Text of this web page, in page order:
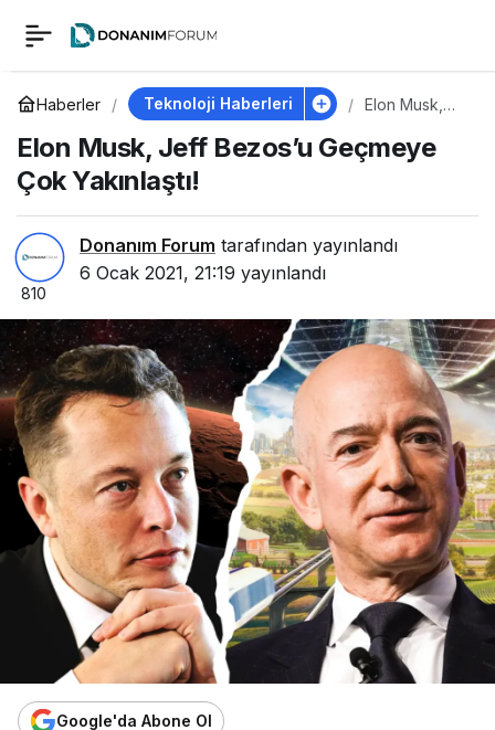
Haberler Teknoloji Haberleri
Elon Musk,
Geçmeye
Çok
Elon Musk, Jeff Bezos’u Geçmeye
Çok Yakınlaştı!
Donanım Forum tarafından yayınlandı
6 Ocak 2021, 21:19 yayınlandı
810
Google'da Abone Ol
Elon Musk, Jeff
Bezos’u Geçmeye
Çok Yakınlaştı!